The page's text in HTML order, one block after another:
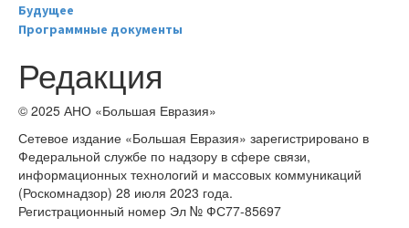
Будущее
Программные документы
Редакция
© 2025 АНО «Большая Евразия»
Сетевое издание «Большая Евразия» зарегистрировано в
Федеральной службе по надзору в сфере связи,
информационных технологий и массовых коммуникаций
(Роскомнадзор) 28 июля 2023 года.
Регистрационный номер Эл № ФС77-85697